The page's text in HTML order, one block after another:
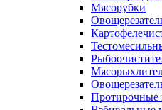
Мясорубки